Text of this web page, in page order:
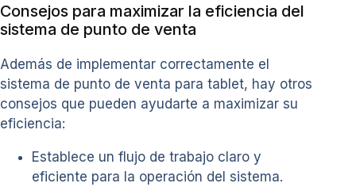
Consejos para maximizar la eficiencia del
sistema de punto de venta
Además de implementar correctamente el
sistema de punto de venta para tablet, hay otros
consejos que pueden ayudarte a maximizar su
eficiencia:
Establece un flujo de trabajo claro y
eficiente para la operación del sistema.